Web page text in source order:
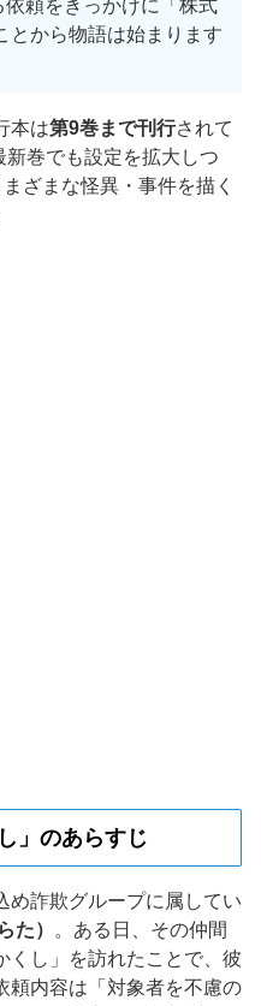
頼をきっかけに「株式
とから物語は始まります
本は第9巻まで刊行されて
巻でも設定を拡大しつ
ざまな怪異・事件を描く
」のあらすじ
め詐欺グループに属してい
た）
。ある日、その仲間
くし」を訪れたことで、彼
頼内容は「対象者を不慮の